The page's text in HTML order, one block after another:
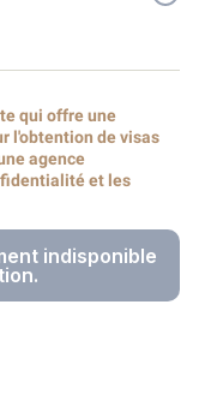
qui offre une
l'obtention de visas
agence
et les
indisponible